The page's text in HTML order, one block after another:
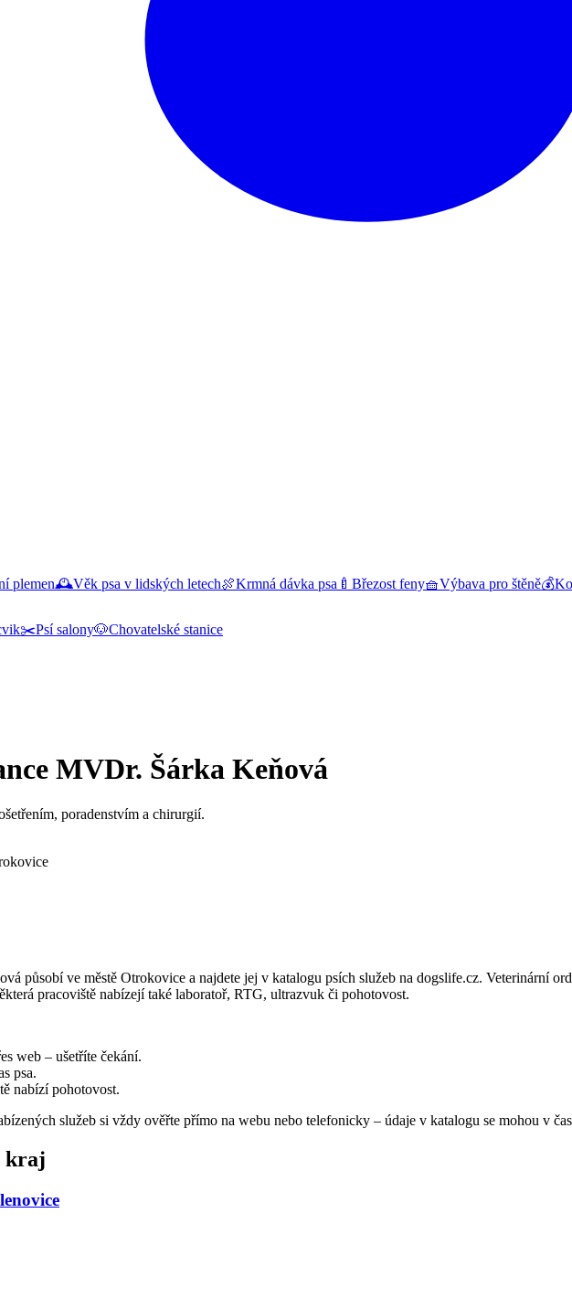
plemen🕰️Věk psa v lidských letech🍖Krmná dávka psa 🍼 Březost feny🧺Výbava pro štěně💰
✂️Psí salony🐶Chovatelské stanice
MVDr. Šárka Keňová
poradenstvím a chirurgií.
působí ve městě Otrokovice a najdete jej v katalogu psích služeb na dogslife.cz. Veterinární
pracoviště nabízejí také laboratoř, RTG, ultrazvuk či pohotovost.
web – ušetříte čekání.
psa.
nabízí pohotovost.
služeb si vždy ověřte přímo na webu nebo telefonicky – údaje v katalogu se mohou v
kraj